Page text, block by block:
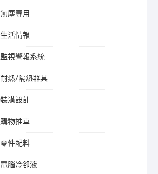
無塵專用
生活情報
監視警報系統
耐熱/隔熱器具
裝潢設計
購物推車
零件配料
電腦冷卻液